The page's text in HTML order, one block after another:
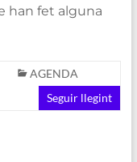
han fet alguna
AGENDA
Seguir llegint